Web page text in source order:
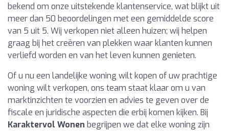
bekend om onze uitstekende klantenservice, wat blijkt uit
meer dan 50 beoordelingen met een gemiddelde score
van 5 uit 5. Wij verkopen niet alleen huizen; wij helpen
graag bij het creëren van plekken waar klanten kunnen
verliefd worden en van het leven kunnen genieten.
Of u nu een landelijke woning wilt kopen of uw prachtige
woning wilt verkopen, ons team staat klaar om u van
marktinzichten te voorzien en advies te geven over de
fiscale en juridische aspecten die erbij komen kijken. Bij
Karaktervol Wonen begrijpen we dat elke woning zijn